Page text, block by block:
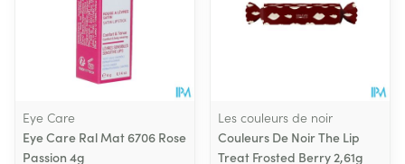
Eye Care
Eye Care Ral Mat 6706 Rose
Passion 4g
Les couleurs de noir
Couleurs De Noir The Lip
Treat Frosted Berry 2,61g